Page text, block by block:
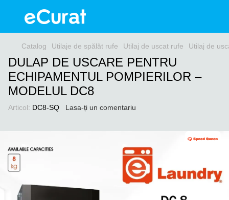
Catalog Utilaje de spălăt rufe Utilaj de uscat rufe Utilaj de
DULAP DE USCARE PENTRU
ECHIPAMENTUL POMPIERILOR –
MODELUL DC8
Articol: DC8-SQ Lasa-ți un comentariu